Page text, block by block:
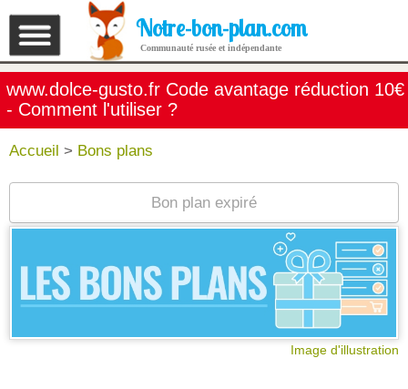
Notre-bon-plan.com
Communauté rusée et indépendante
www.dolce-gusto.fr Code avantage réduction 10€
- Comment l'utiliser ?
Accueil > Bons plans
Bon plan expiré
Image d'illustration